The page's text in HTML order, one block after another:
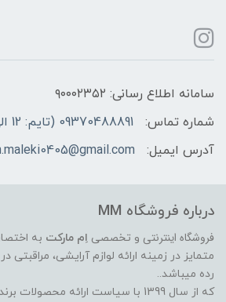
سامانه اطلاع رسانی: ۹۰۰۰۲۳۵۲
شماره تماس:
09370488891 (تایم: 12 الی ۱۸)
آدرس ایمیل:
درباره فروشگاه MM
فروشگاه اینترنتی و تخصصی اِم مارکت به
متمایز در زمینه ارائه لوازم آرایشی،
رده میباشد..
که از سال 1399 با سیاست ارائه